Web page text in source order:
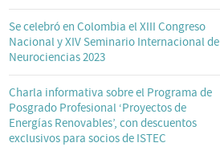
Se celebró en Colombia el XIII Congreso
Nacional y XIV Seminario Internacional de
Neurociencias 2023
Charla informativa sobre el Programa de
Posgrado Profesional ‘Proyectos de
Energías Renovables’, con descuentos
exclusivos para socios de ISTEC